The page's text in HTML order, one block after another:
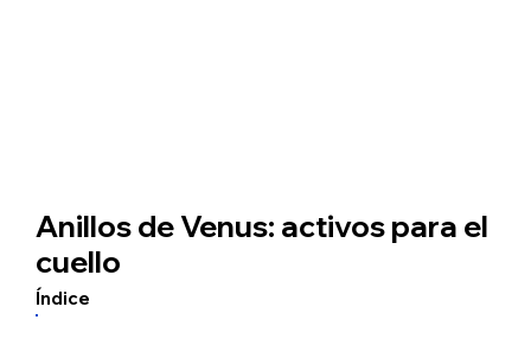
Anillos de Venus: activos para el
cuello
Índice